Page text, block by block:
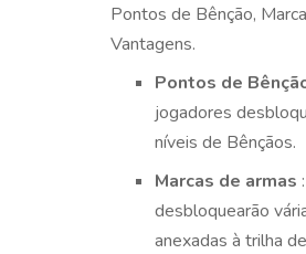
Pontos de Bênção,
Vantagens.
Pontos de
jogadores
níveis de Bênçãos.
Marcas de armas
desbloquearão
anexadas à trilha